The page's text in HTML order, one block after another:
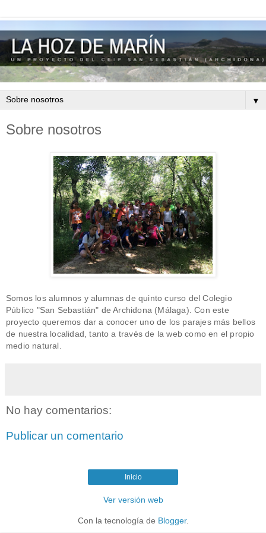
▼
Sobre nosotros
Somos los alumnos y alumnas de quinto curso del Colegio
Público "San Sebastián" de Archidona (Málaga). Con este
proyecto queremos dar a conocer uno de los parajes más bellos
de nuestra localidad, tanto a través de la web como en el propio
medio natural.
No hay comentarios:
Publicar un comentario
Inicio
Ver versión web
Con la tecnología de Blogger.